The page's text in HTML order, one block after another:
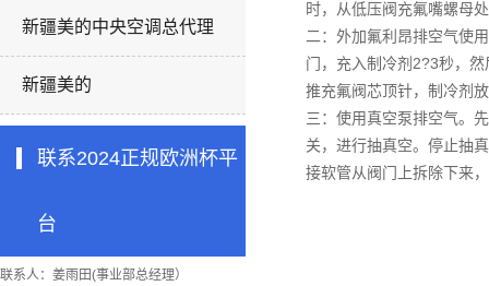
新疆美的中央空调总代理
新疆美的
联系2024正规欧洲杯平
台
联系人：姜雨田(事业部总经理）
时，从低压阀充氟嘴螺母
二：外加氟利昂排空气使
门，充入制冷剂2?3秒，
推充氟阀芯顶针，制冷剂
三：使用真空泵排空气。
关，进行抽真空。停止抽
接软管从阀门上拆除下来